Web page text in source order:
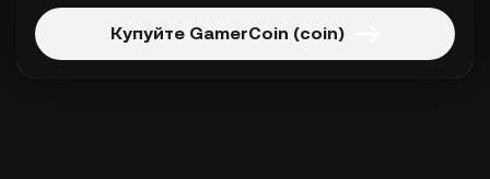
Купуйте GamerCoin (coin)